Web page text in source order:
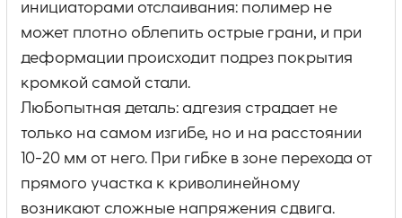
инициаторами отслаивания: полимер не
может плотно облепить острые грани, и при
деформации происходит подрез покрытия
кромкой самой стали.
Любопытная деталь: адгезия страдает не
только на самом изгибе, но и на расстоянии
10-20 мм от него. При гибке в зоне перехода от
прямого участка к криволинейному
возникают сложные напряжения сдвига.